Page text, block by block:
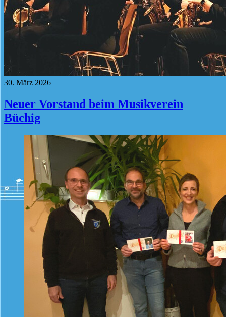
30. März 2026
Neuer Vorstand beim Musikverein
Büchig